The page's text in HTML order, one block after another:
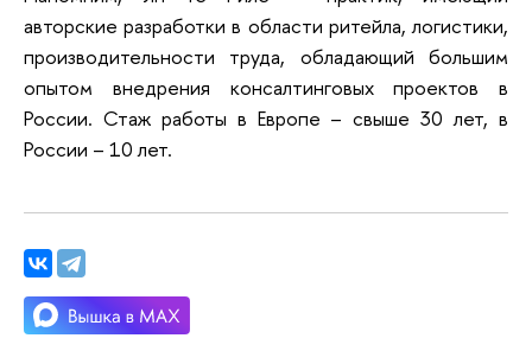
авторские разработки в области ритейла, логистики,
производительности труда, обладающий большим
опытом внедрения консалтинговых проектов в
России. Стаж работы в Европе – свыше 30 лет, в
России – 10 лет.